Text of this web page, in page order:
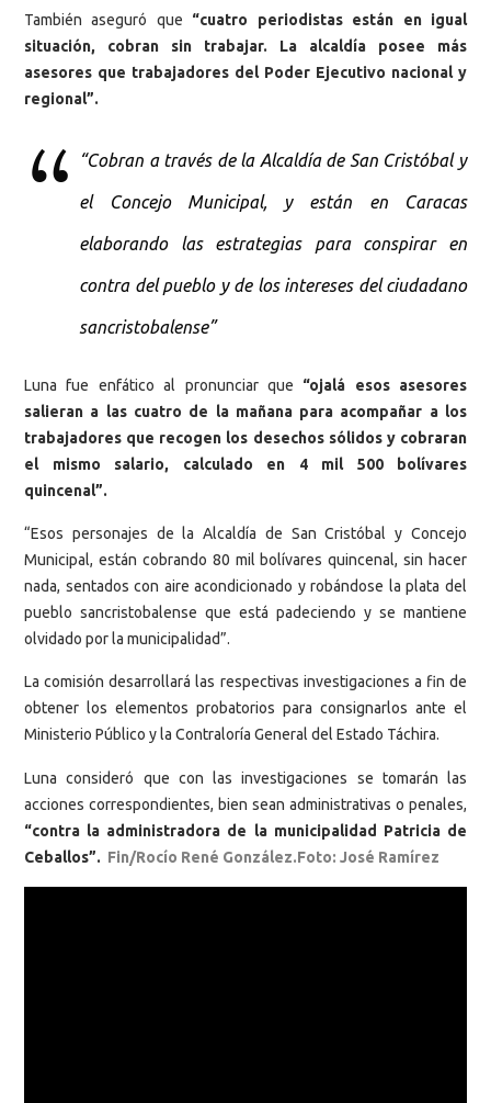
También aseguró que “cuatro periodistas están en igual
situación, cobran sin trabajar. La alcaldía posee más
asesores que trabajadores del Poder Ejecutivo nacional y
regional”.
“Cobran a través de la Alcaldía de San Cristóbal y
el Concejo Municipal, y están en Caracas
elaborando las estrategias para conspirar en
contra del pueblo y de los intereses del ciudadano
sancristobalense”
Luna fue enfático al pronunciar que “ojalá esos asesores
salieran a las cuatro de la mañana para acompañar a los
trabajadores que recogen los desechos sólidos y cobraran
el mismo salario, calculado en 4 mil 500 bolívares
quincenal”.
“Esos personajes de la Alcaldía de San Cristóbal y Concejo
Municipal, están cobrando 80 mil bolívares quincenal, sin hacer
nada, sentados con aire acondicionado y robándose la plata del
pueblo sancristobalense que está padeciendo y se mantiene
olvidado por la municipalidad”.
La comisión desarrollará las respectivas investigaciones a fin de
obtener los elementos probatorios para consignarlos ante el
Ministerio Público y la Contraloría General del Estado Táchira.
Luna consideró que con las investigaciones se tomarán las
acciones correspondientes, bien sean administrativas o penales,
“contra la administradora de la municipalidad Patricia de
Ceballos”. Fin/Rocío René González.Foto: José Ramírez